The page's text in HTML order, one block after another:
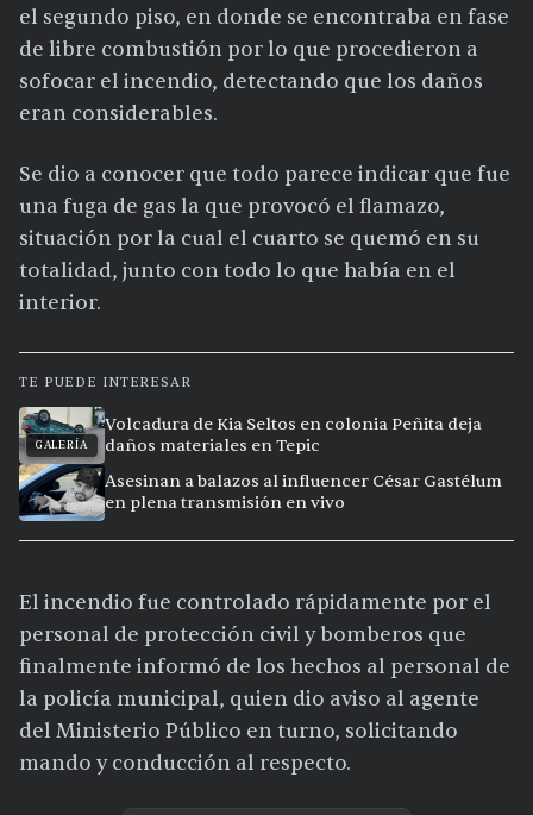
el segundo piso, en donde se encontraba en fase
de libre combustión por lo que procedieron a
sofocar el incendio, detectando que los daños
eran considerables.
Se dio a conocer que todo parece indicar que fue
una fuga de gas la que provocó el flamazo,
situación por la cual el cuarto se quemó en su
totalidad, junto con todo lo que había en el
interior.
TE PUEDE INTERESAR
GALERÍA
Volcadura de Kia Seltos en colonia Peñita deja
daños materiales en Tepic
Asesinan a balazos al influencer César Gastélum
en plena transmisión en vivo
El incendio fue controlado rápidamente por el
personal de protección civil y bomberos que
finalmente informó de los hechos al personal de
la policía municipal, quien dio aviso al agente
del Ministerio Público en turno, solicitando
mando y conducción al respecto.